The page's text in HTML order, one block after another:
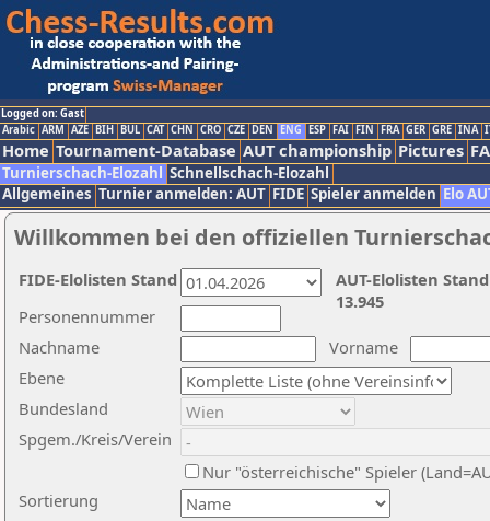
Logged on: Gast
Arabic ARM AZE BIH BUL CAT CHN CRO CZE DEN ENG ESP FAI FIN FRA GER GRE INA
Home Tournament-Database AUT championship Pictures
Turnierschach-Elozahl Schnellschach-Elozahl
Allgemeines Turnier anmelden: AUT FIDE Spieler anmelden Elo
Willkommen bei den offiziellen
Nachname
Vorname
Ebene
Sortierung
Personennummer
Bundesland
Spgem./Kreis/Verein
Nur "österreichische" Spieler
AUT-Elolisten
13.945
FIDE-Elolisten Stand